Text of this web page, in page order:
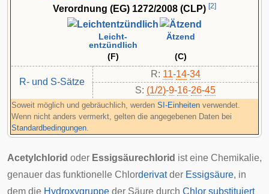
Verordnung (EG) 1272/2008 (CLP) [2]
Leicht-
entzündlich
Ätzend
(F) (C)
R- und S-Sätze
R: 11-14-34
S: (1/2)-9-16-26-45
Soweit möglich und gebräuchlich, werden SI-Einheiten verwendet.
Wenn nicht anders vermerkt, gelten die angegebenen Daten bei
Standardbedingungen.
Acetylchlorid oder Essigsäurechlorid ist eine Chemikalie,
genauer das funktionelle Chlorderivatder Essigsäure, in
dem die Hydroxygruppe der Säure durch Chlor substituiert